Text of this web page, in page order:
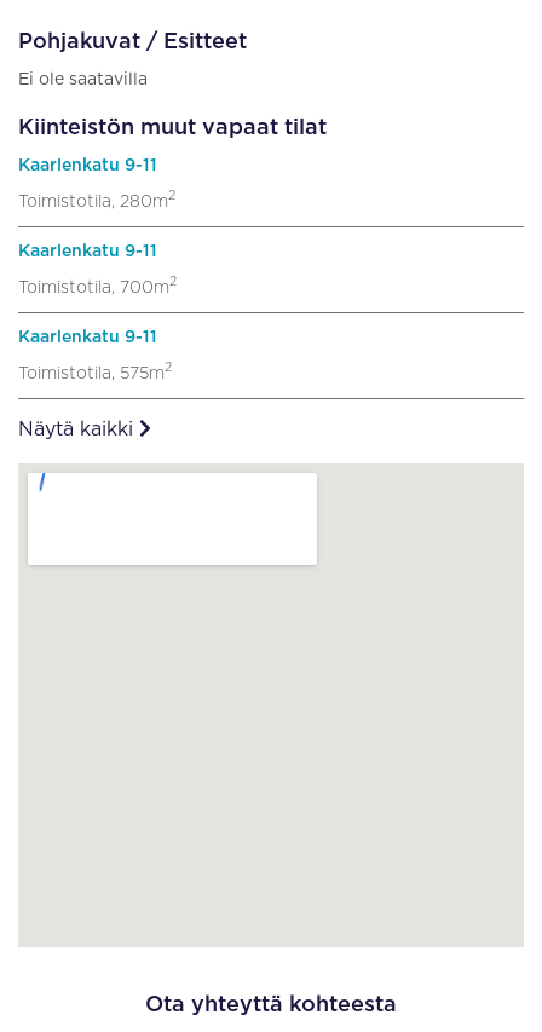
Pohjakuvat / Esitteet
Ei ole saatavilla
Kiinteistön muut vapaat tilat
Kaarlenkatu 9-11
Toimistotila, 280m2
Kaarlenkatu 9-11
Toimistotila, 700m2
Kaarlenkatu 9-11
Toimistotila, 575m2
Näytä kaikki
Ota yhteyttä kohteesta